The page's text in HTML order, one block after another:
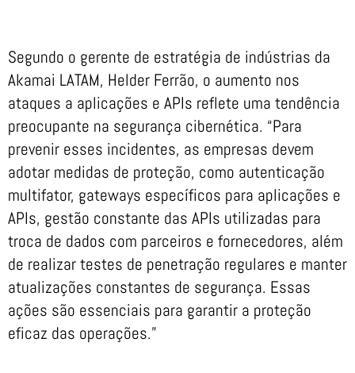
Segundo o gerente de estratégia de indústrias da
Akamai LATAM, Helder Ferrão, o aumento nos
ataques a aplicações e APIs reflete uma tendência
preocupante na segurança cibernética. “Para
prevenir esses incidentes, as empresas devem
adotar medidas de proteção, como autenticação
multifator, gateways específicos para aplicações e
APIs, gestão constante das APIs utilizadas para
troca de dados com parceiros e fornecedores, além
de realizar testes de penetração regulares e manter
atualizações constantes de segurança. Essas
ações são essenciais para garantir a proteção
eficaz das operações.”